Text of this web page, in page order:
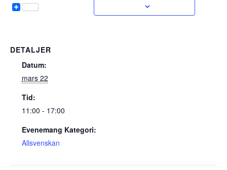
DETALJER
Datum:
mars 22
Tid:
11:00 - 17:00
Evenemang Kategori:
Allsvenskan